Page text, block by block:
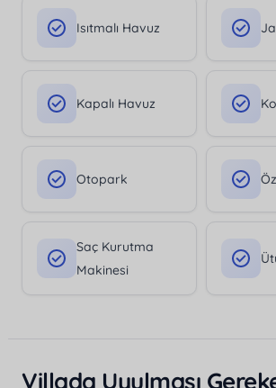
Isıtmalı Havuz
Kapalı Havuz
Otopark
Saç Kurutma
Makinesi
Villada Uyulması